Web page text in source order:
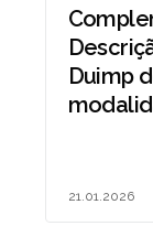
Duimp
21.01.2026